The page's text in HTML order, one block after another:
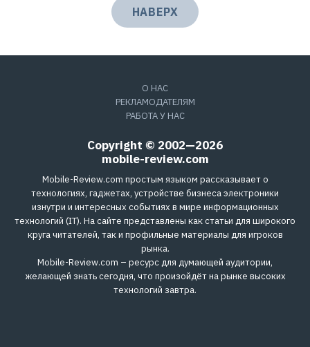
НАВЕРХ
О НАС
РЕКЛАМОДАТЕЛЯМ
РАБОТА У НАС
Copyright © 2002—2026
mobile-review.com
Mobile-Review.com простым языком рассказывает о
технологиях, гаджетах, устройстве бизнеса электроники
изнутри и интересных событиях в мире информационных
технологий (IT). На сайте представлены как статьи для широкого
круга читателей, так и профильные материалы для игроков
рынка.
Mobile-Review.com – ресурс для думающей аудитории,
желающей знать сегодня, что произойдёт на рынке высоких
технологий завтра.